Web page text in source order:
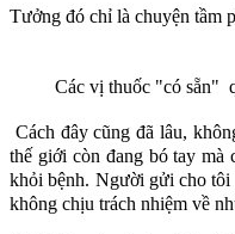
Tưởng đó chỉ là chuyện tầm
Các vị thuốc "có sẵn"
Cách đây cũng đã lâu,
thế giới còn đang bó tay mà
khỏi bệnh. Người gửi cho tôi
không chịu trách nhiệm về